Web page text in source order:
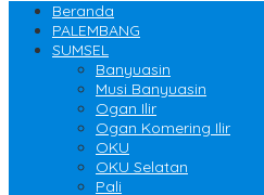
Beranda
PALEMBANG
SUMSEL
Banyuasin
Musi Banyuasin
Ogan Ilir
Ogan Komering Ilir
OKU
OKU Selatan
Pali